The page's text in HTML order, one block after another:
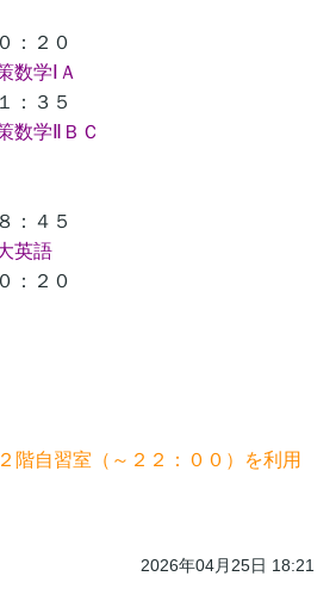
２０
学ⅠＡ
３５
学ⅡＢＣ
４５
語
２０
階自習室（～２２：００）を利用
2026年04月25日 18:21